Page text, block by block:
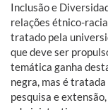
Inclusão e
relações étnico-
tratado pela
que deve ser
temática ganha
negra, mas é
pesquisa e